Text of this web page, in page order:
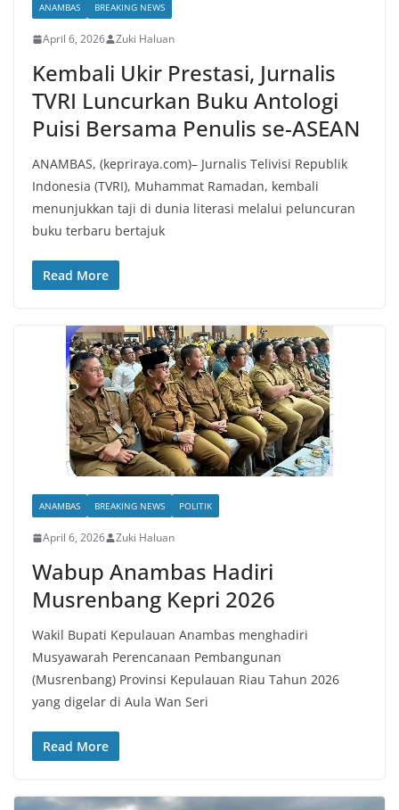
ANAMBAS BREAKING NEWS
April 6, 2026 Zuki Haluan
Kembali Ukir Prestasi, Jurnalis
TVRI Luncurkan Buku Antologi
Puisi Bersama Penulis se-ASEAN
ANAMBAS, (kepriraya.com)– Jurnalis Telivisi Republik
Indonesia (TVRI), Muhammat Ramadan, kembali
menunjukkan taji di dunia literasi melalui peluncuran
buku terbaru bertajuk
Read More
ANAMBAS BREAKING NEWS POLITIK
April 6, 2026 Zuki Haluan
Wabup Anambas Hadiri
Musrenbang Kepri 2026
Wakil Bupati Kepulauan Anambas menghadiri
Musyawarah Perencanaan Pembangunan
(Musrenbang) Provinsi Kepulauan Riau Tahun 2026
yang digelar di Aula Wan Seri
Read More